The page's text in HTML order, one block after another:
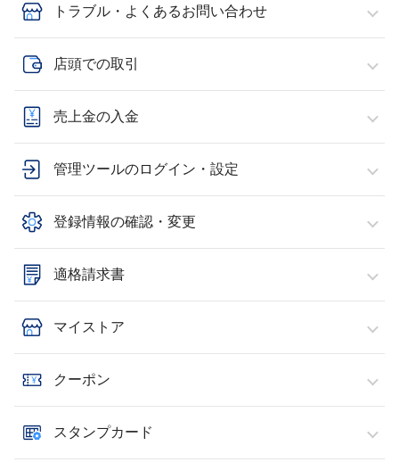
トラブル・よくあるお問い合わせ
店頭での取引
売上金の入金
管理ツールのログイン・設定
登録情報の確認・変更
適格請求書
マイストア
クーポン
スタンプカード